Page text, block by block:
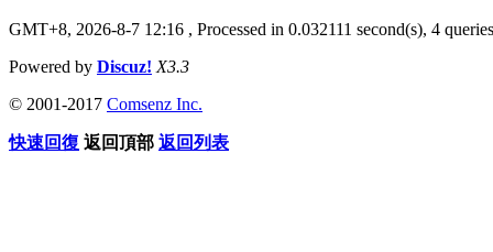
GMT+8, 2026-8-7 12:16 , Processed in 0.032111 second(s), 4
Powered by Discuz! X3.3
© 2001-2017 Comsenz Inc.
快速回復 返回頂部 返回列表